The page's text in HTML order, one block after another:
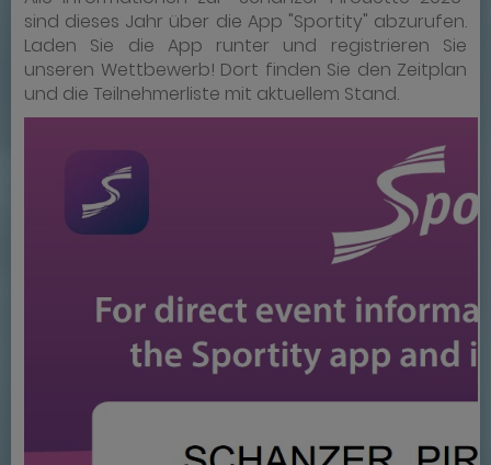
sind dieses Jahr über die App "Sportity" abzurufen.
Laden Sie die App runter und registrieren Sie
unseren Wettbewerb! Dort finden Sie den Zeitplan
und die Teilnehmerliste mit aktuellem Stand.